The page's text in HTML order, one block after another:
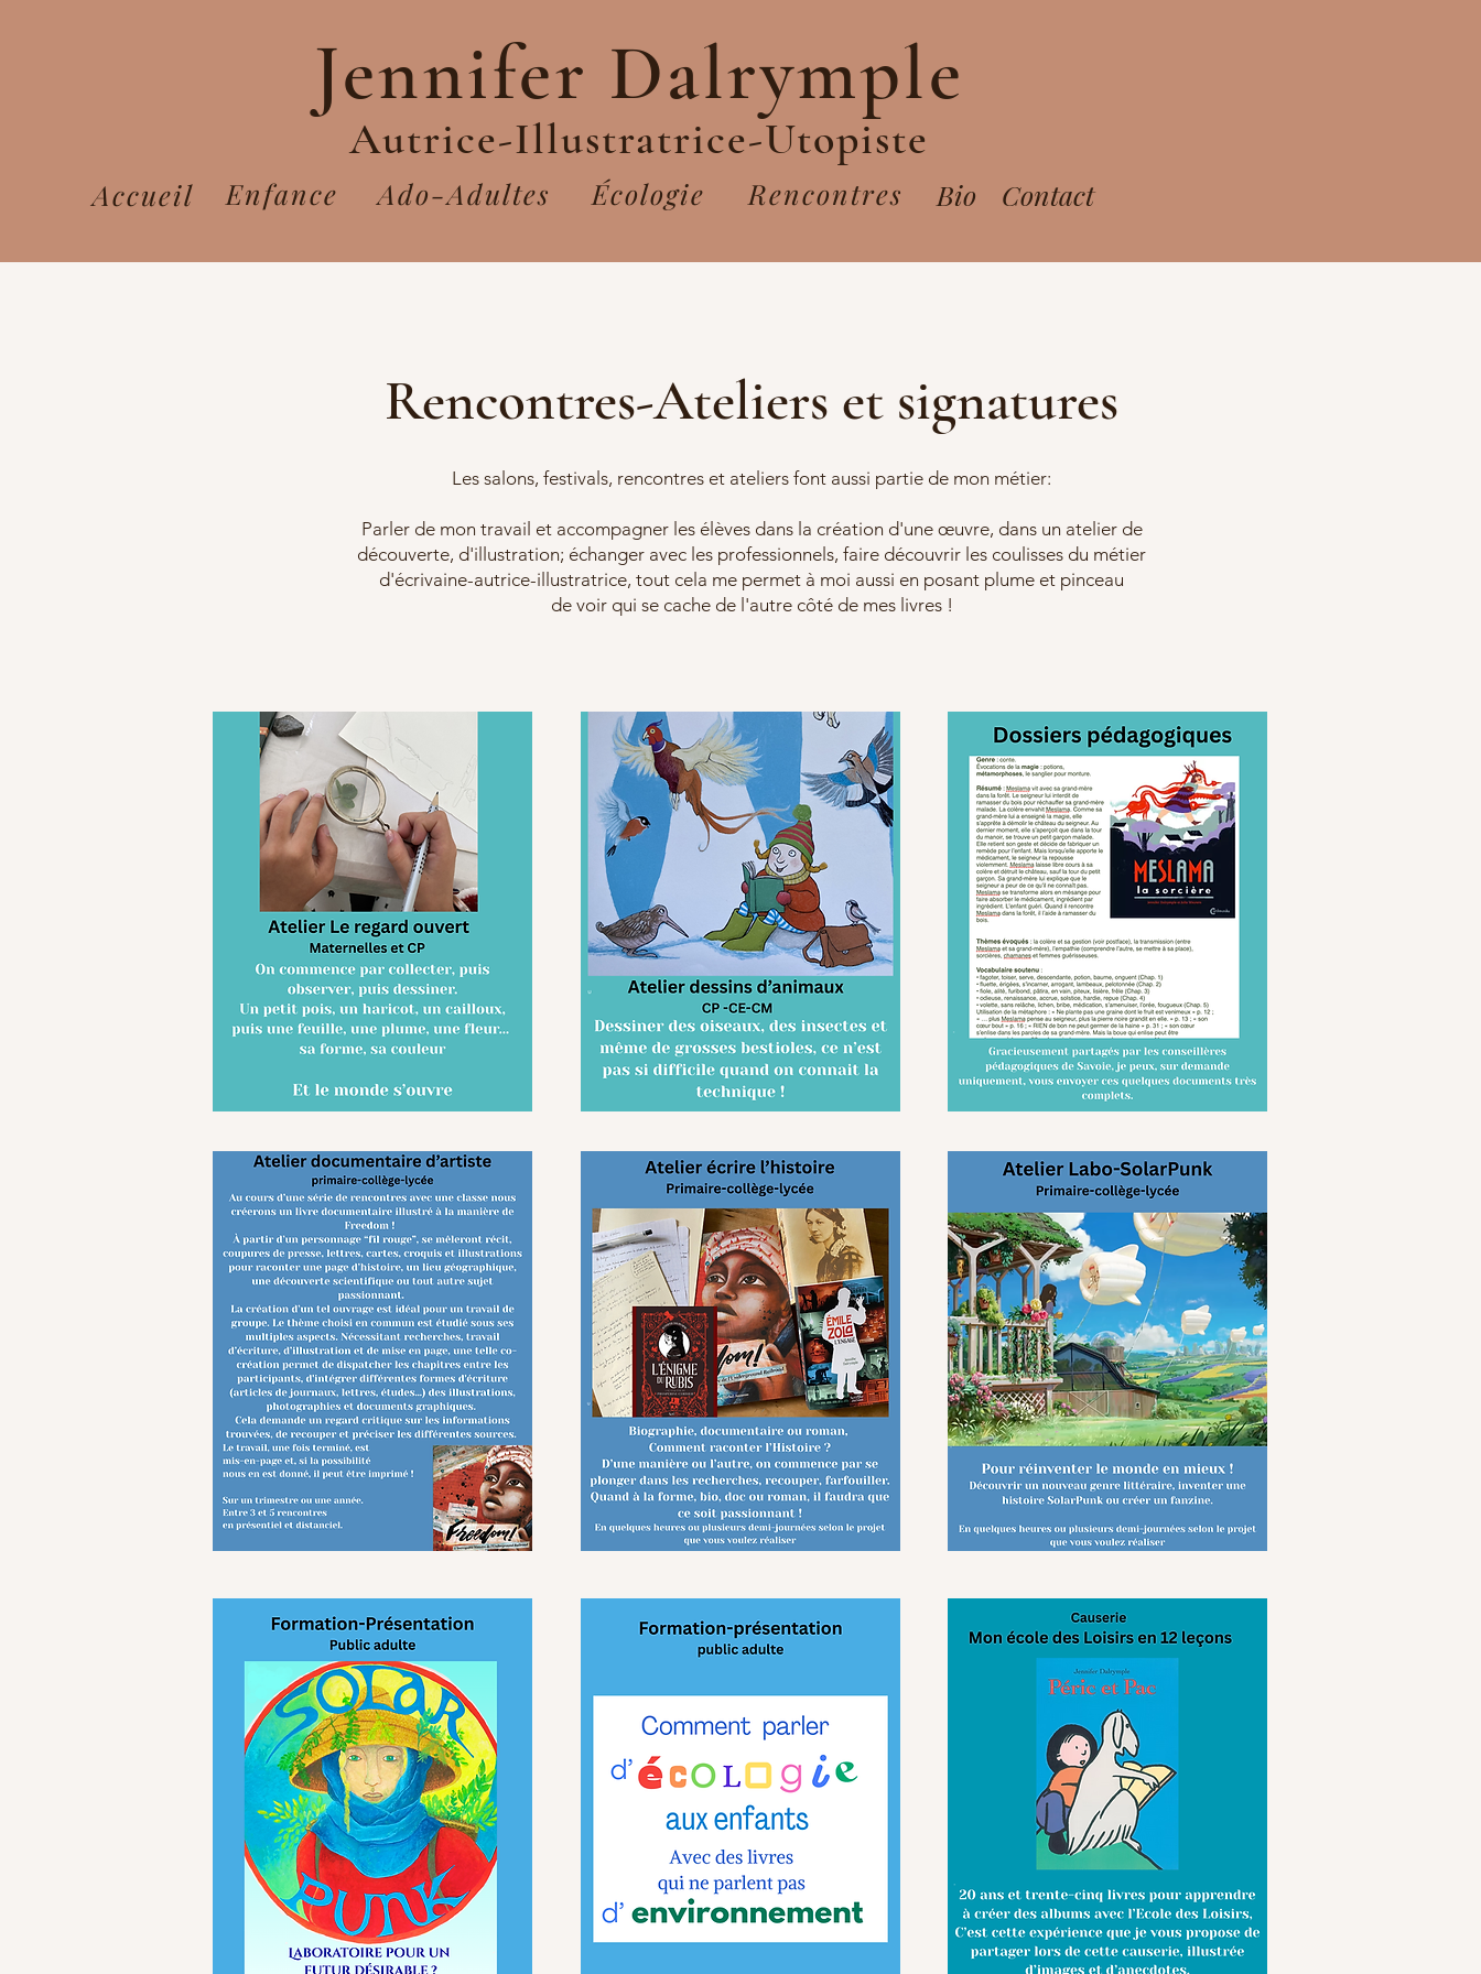
Jennifer Dalrymple
Autrice-Illustratrice-Utopiste
Accueil Enfance Ado-Adultes Écologie Rencontres Bio Contact
Rencontres-Ateliers et signatures
Les salons, festivals, rencontres et ateliers font aussi partie de mon métier:
Parler de mon travail et accompagner les élèves dans la création d'une œuvre, dans un atelier de
découverte, d'illustration; échanger avec les professionnels, faire découvrir les coulisses du métier
d'écrivaine-autrice-illustratrice, tout cela me permet à moi aussi en posant plume et pinceau
de voir qui se cache de l'autre côté de mes livres !